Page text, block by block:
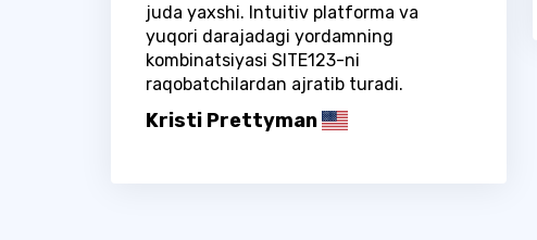
juda yaxshi. Intuitiv platforma va
yuqori darajadagi yordamning
kombinatsiyasi SITE123-ni
raqobatchilardan ajratib turadi.
Kristi Prettyman